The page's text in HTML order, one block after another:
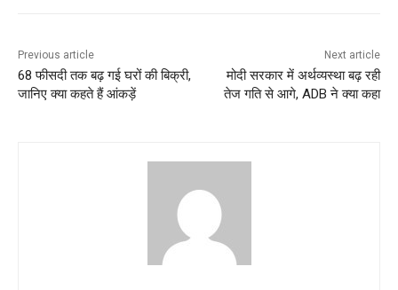
Previous article
68 फीसदी तक बढ़ गई घरों की बिक्री,
जानिए क्या कहते हैं आंकड़ें
Next article
मोदी सरकार में अर्थव्यस्था बढ़ रही
तेज गति से आगे, ADB ने क्या कहा